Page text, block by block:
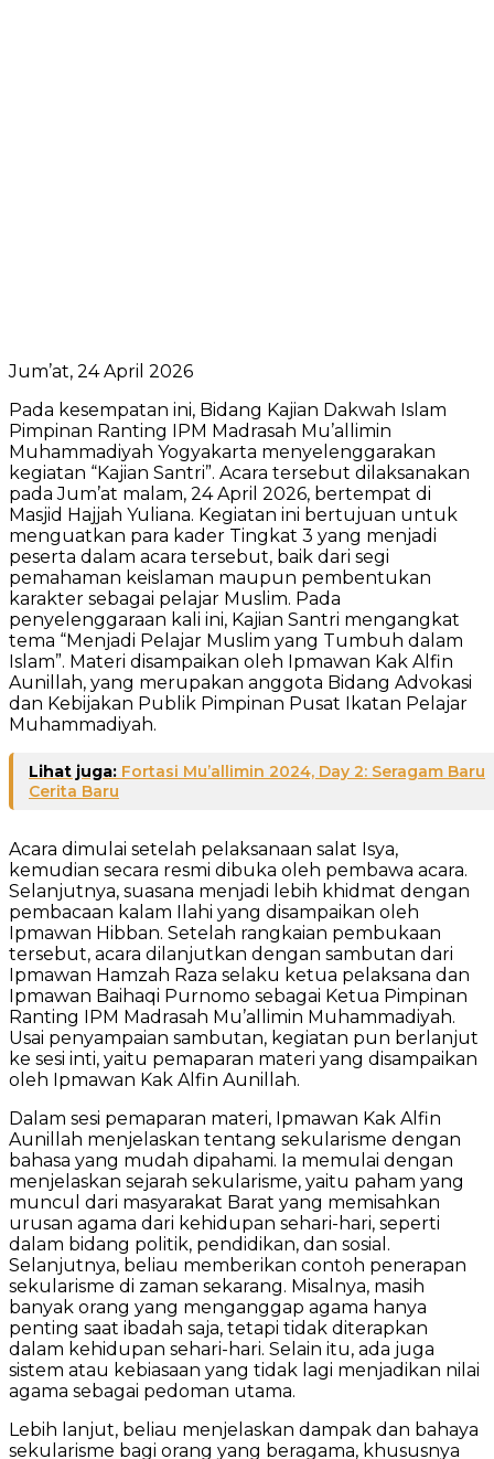
Jum’at, 24 April 2026
Pada kesempatan ini, Bidang Kajian Dakwah Islam
Pimpinan Ranting IPM Madrasah Mu’allimin
Muhammadiyah Yogyakarta menyelenggarakan
kegiatan “Kajian Santri”. Acara tersebut dilaksanakan
pada Jum’at malam, 24 April 2026, bertempat di
Masjid Hajjah Yuliana. Kegiatan ini bertujuan untuk
menguatkan para kader Tingkat 3 yang menjadi
peserta dalam acara tersebut, baik dari segi
pemahaman keislaman maupun pembentukan
karakter sebagai pelajar Muslim. Pada
penyelenggaraan kali ini, Kajian Santri mengangkat
tema “Menjadi Pelajar Muslim yang Tumbuh dalam
Islam”. Materi disampaikan oleh Ipmawan Kak Alfin
Aunillah, yang merupakan anggota Bidang Advokasi
dan Kebijakan Publik Pimpinan Pusat Ikatan Pelajar
Muhammadiyah.
Lihat juga: Fortasi Mu’allimin 2024, Day 2: Seragam Baru
Cerita Baru
Acara dimulai setelah pelaksanaan salat Isya,
kemudian secara resmi dibuka oleh pembawa acara.
Selanjutnya, suasana menjadi lebih khidmat dengan
pembacaan kalam Ilahi yang disampaikan oleh
Ipmawan Hibban. Setelah rangkaian pembukaan
tersebut, acara dilanjutkan dengan sambutan dari
Ipmawan Hamzah Raza selaku ketua pelaksana dan
Ipmawan Baihaqi Purnomo sebagai Ketua Pimpinan
Ranting IPM Madrasah Mu’allimin Muhammadiyah.
Usai penyampaian sambutan, kegiatan pun berlanjut
ke sesi inti, yaitu pemaparan materi yang disampaikan
oleh Ipmawan Kak Alfin Aunillah.
Dalam sesi pemaparan materi, Ipmawan Kak Alfin
Aunillah menjelaskan tentang sekularisme dengan
bahasa yang mudah dipahami. Ia memulai dengan
menjelaskan sejarah sekularisme, yaitu paham yang
muncul dari masyarakat Barat yang memisahkan
urusan agama dari kehidupan sehari-hari, seperti
dalam bidang politik, pendidikan, dan sosial.
Selanjutnya, beliau memberikan contoh penerapan
sekularisme di zaman sekarang. Misalnya, masih
banyak orang yang menganggap agama hanya
penting saat ibadah saja, tetapi tidak diterapkan
dalam kehidupan sehari-hari. Selain itu, ada juga
sistem atau kebiasaan yang tidak lagi menjadikan nilai
agama sebagai pedoman utama.
Lebih lanjut, beliau menjelaskan dampak dan bahaya
sekularisme bagi orang yang beragama, khususnya